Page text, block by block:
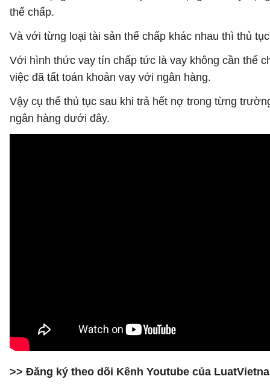
thế chấp.
Và với từng loại tài sản thế chấp khác nhau thì thủ
Với hình thức vay tín chấp tức là vay không cần thế
việc đã tất toán khoản vay với ngân hàng.
Vậy cụ thể thủ tục sau khi trả hết nợ trong từng
ngân hàng dưới đây.
>> Đăng ký theo dõi Kênh Youtube của